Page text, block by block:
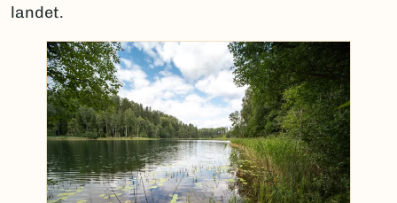
landet.